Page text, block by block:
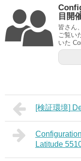
目開
皆さん
ご覧い
いた
[検証環境]
Latitude